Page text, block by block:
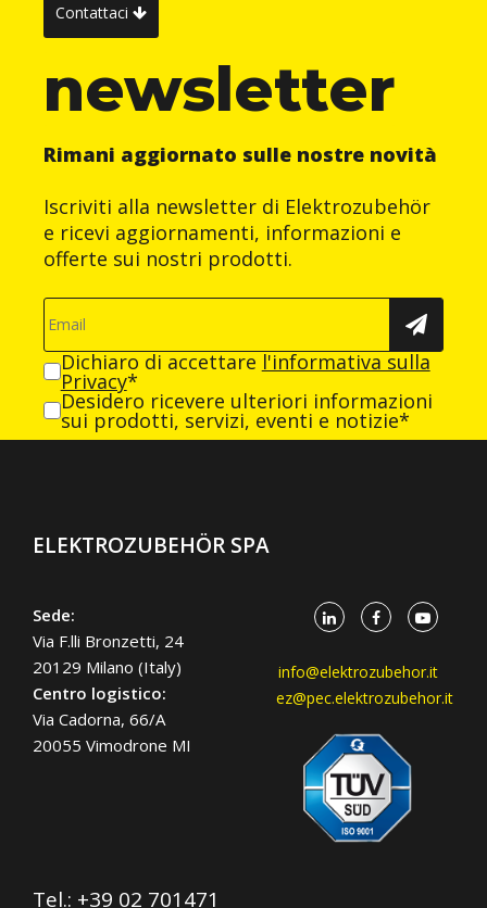
Contattaci
newsletter
Rimani aggiornato sulle nostre novità
Iscriviti alla newsletter di Elektrozubehör
e ricevi aggiornamenti, informazioni e
offerte sui nostri prodotti.
Dichiaro di accettare l'informativa sulla
Privacy*
Desidero ricevere ulteriori informazioni
sui prodotti, servizi, eventi e notizie*
ELEKTROZUBEHÖR SPA
Sede:
Via F.lli Bronzetti, 24
20129 Milano (Italy)
Centro logistico:
Via Cadorna, 66/A
20055 Vimodrone MI
info@elektrozubehor.it
ez@pec.elektrozubehor.it
Tel.: +39 02 701471